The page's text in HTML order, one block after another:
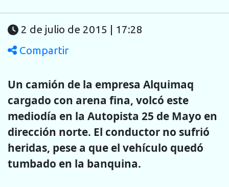
2 de julio de 2015 | 17:28
Compartir
Un camión de la empresa Alquimaq
cargado con arena fina, volcó este
mediodía en la Autopista 25 de Mayo en
dirección norte. El conductor no sufrió
heridas, pese a que el vehículo quedó
tumbado en la banquina.